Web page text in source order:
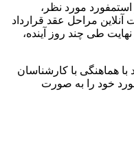
مورد نظر،
مراحل عقد قرارداد
طی چند روز آینده،
با هماهنگی با کارشناسان
خود را به صورت